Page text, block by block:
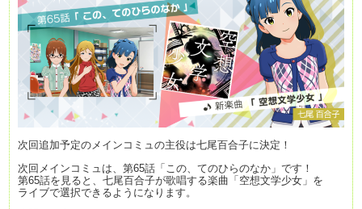
次回追加予定のメインコミュの主役は七尾百合子に決定！
次回メインコミュは、第65話「この、てのひらのなか」です！
第65話を見ると、七尾百合子が歌唱する楽曲「空想文学少女」を
ライブで選択できるようになります。